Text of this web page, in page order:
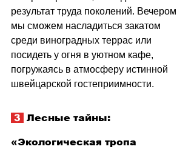
результат труда поколений. Вечером
мы сможем насладиться закатом
среди виноградных террас или
посидеть у огня в уютном кафе,
погружаясь в атмосферу истинной
швейцарской гостеприимности.
3 Лесные тайны:
«Экологическая тропа